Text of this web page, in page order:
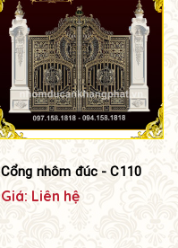
Cổng nhôm đúc - C110
Giá: Liên hệ